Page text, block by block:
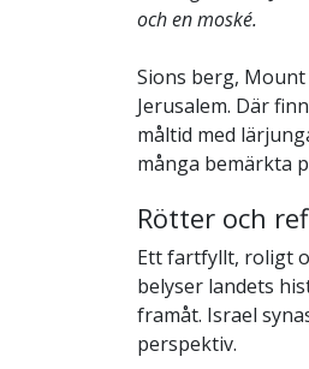
och en moské.
Sions berg,
Jerusalem. Där
måltid med
många bemärkta
Rötter och
Ett fartfyllt, roligt
belyser landets
framåt. Israel
perspektiv.